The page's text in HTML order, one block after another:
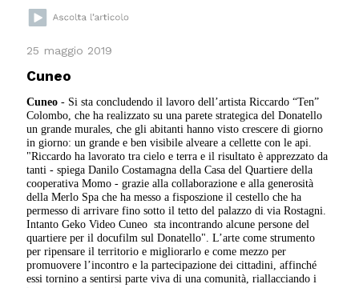
25 maggio 2019
Cuneo
Cuneo- Si sta concludendo il lavoro dell’artista Riccardo “Ten”
Colombo, che ha realizzato su una parete strategica del Donatello
un grande murales, che gli abitanti hanno visto crescere di giorno
in giorno: un grande e ben visibile alveare a cellette con le api.
"Riccardo ha lavorato tra cielo e terra e il risultato è apprezzato da
tanti - spiega Danilo Costamagna della Casa del Quartiere della
cooperativa Momo - grazie alla collaborazione e alla generosità
della Merlo Spa che ha messo a fisposzione il cestello che ha
permesso di arrivare fino sotto il tetto del palazzo di via Rostagni.
Intanto Geko Video Cuneo sta incontrando alcune persone del
quartiere per il docufilm sul Donatello". L’arte come strumento
per ripensare il territorio e migliorarlo e come mezzo per
promuovere l’incontro e la partecipazione dei cittadini, affinché
essi tornino a sentirsi parte viva di una comunità, riallacciando i